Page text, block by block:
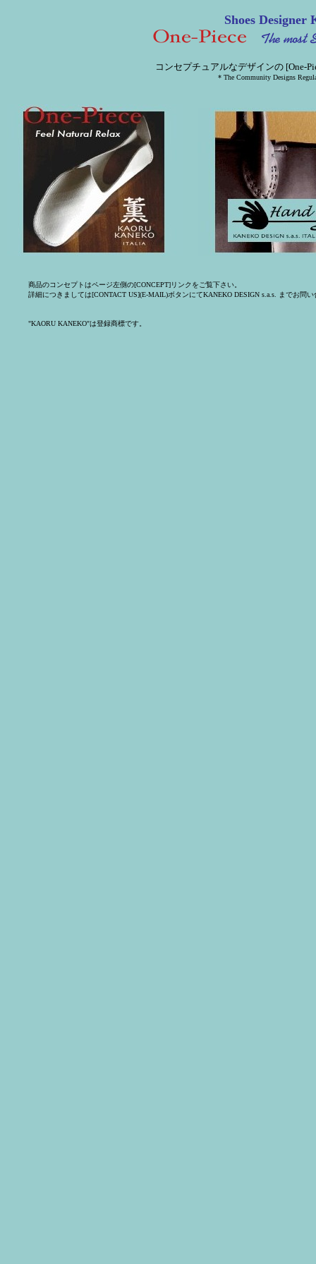
Shoes
コンセプチュアルなデザインの [One-
* The Community Designs
商品のコンセプトはページ左側の[CONCEPT]リンクをご覧下さい。
詳細につきましては[CONTACT US](E-MAIL)ボタンにてKANEKO DESIGN s.a.s. までお問
"KAORU KANEKO"は登録商標です。